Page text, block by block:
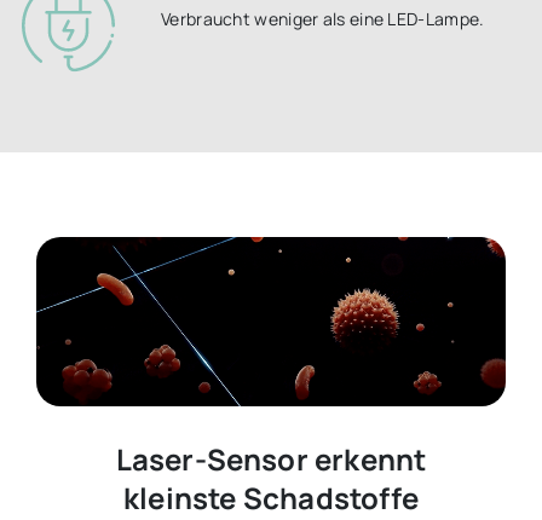
Verbraucht weniger als eine LED-Lampe.
Laser-Sensor erkennt
kleinste Schadstoffe